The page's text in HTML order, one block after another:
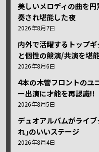
美しいメロディの曲を
奏され堪能した夜
2026年8月7日
内外で活躍するトップ
と個性の競演/共演を堪
2026年8月6日
4本の木管フロントのユ
ー出演に才能を再認識!!
2026年8月5日
デュオアルバムがライ
れ｣のいいステージ
2026年8月4日